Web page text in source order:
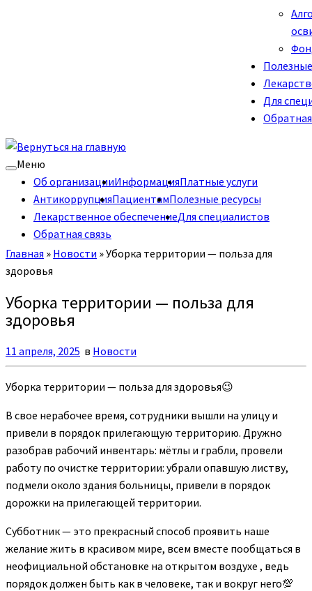
Для
Меню
Об организацииИнформацияПлатные услуги
АнтикоррупцияПациентамПолезные ресурсы
Лекарственное обеспечениеДля специалистов
Обратная связь
Главная » Новости »Уборка территории — польза для
здоровья
Уборка территории — польза для
здоровья
11 апреля, 2025 в Новости
Уборка территории — польза для здоровья😉
В свое нерабочее время, сотрудники вышли на улицу и
привели в порядок прилегающую территорию. Дружно
разобрав рабочий инвентарь: мётлы и грабли, провели
работу по очистке территории: убрали опавшую листву,
подмели около здания больницы, привели в порядок
дорожки на прилегающей территории.
Субботник — это прекрасный способ проявить наше
желание жить в красивом мире, всем вместе пообщаться в
неофициальной обстановке на открытом воздухе , ведь
порядок должен быть как в человеке, так и вокруг него💯